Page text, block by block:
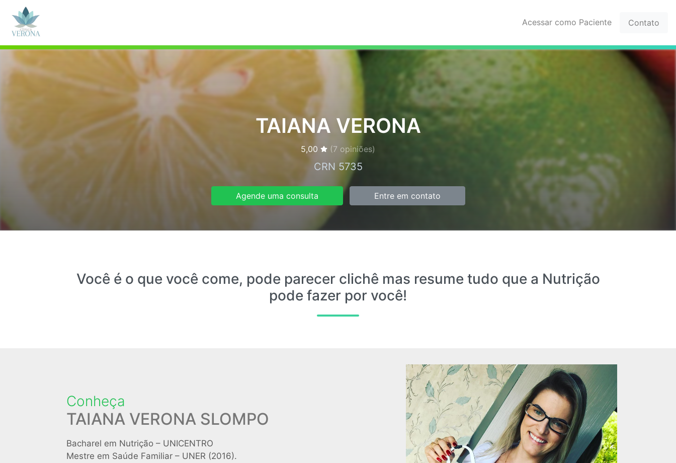
Acessar como Paciente Contato
TAIANA VERONA
5,00 (7 opiniões)
CRN 5735
Agende uma consulta Entre em contato
Você é o que você come, pode parecer clichê mas resume tudo que a Nutrição
pode fazer por você!
Conheça
TAIANA VERONA SLOMPO
Bacharel em Nutrição – UNICENTRO
Mestre em Saúde Familiar – UNER (2016).